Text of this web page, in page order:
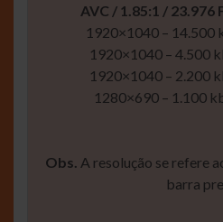
AVC / 1.85:1 / 23.976
1920×1040 – 14.500
1920×1040 – 4.500
1920×1040 – 2.200
1280×690 – 1.100
Obs. A resolução se refere
barra